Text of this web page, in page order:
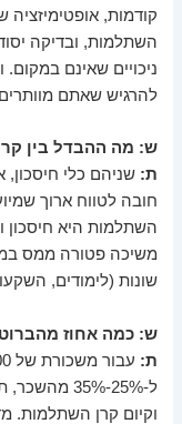
קודמות, אופטימיזציה
השתלמות, ובדיקה
ניכויים שאינם במקום.
להרגיש שאתם
ש: מה ההבדל בין
ת: שניהם כלי חיסכון,
חובה לטווח ארוך
משיכה פטורה ממס
שונות (לימודים,
ש: כמה אחוז
ת:
ל-25%-35%
וקיום קרן השתלמות.